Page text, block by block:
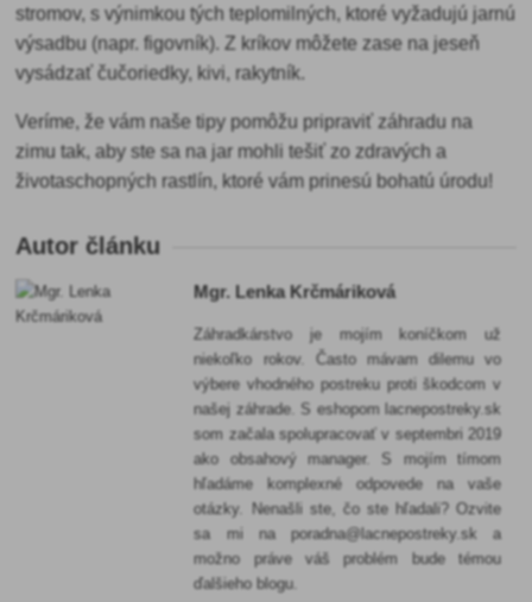
stromov, s výnimkou tých teplomilných, ktoré vyžadujú jarnú
výsadbu (napr. figovník). Z kríkov môžete zase na jeseň
vysádzať čučoriedky, kivi, rakytník.
Veríme, že vám naše tipy pomôžu pripraviť záhradu na
zimu tak, aby ste sa na jar mohli tešiť zo zdravých a
životaschopných rastlín, ktoré vám prinesú bohatú úrodu!
Autor článku
Mgr. Lenka Krčmáriková
Záhradkárstvo je mojím koníčkom už
niekoľko rokov. Často mávam dilemu vo
výbere vhodného postreku proti škodcom v
našej záhrade. S eshopom lacnepostreky.sk
som začala spolupracovať v septembri 2019
ako obsahový manager. S mojím tímom
hľadáme komplexné odpovede na vaše
otázky. Nenašli ste, čo ste hľadali? Ozvite
sa mi na poradna@lacnepostreky.sk a
možno práve váš problém bude témou
ďalšieho blogu.